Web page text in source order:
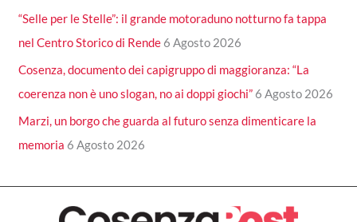
“Selle per le Stelle”: il grande motoraduno notturno fa tappa
nel Centro Storico di Rende 6 Agosto 2026
Cosenza, documento dei capigruppo di maggioranza: “La
coerenza non è uno slogan, no ai doppi giochi” 6 Agosto 2026
Marzi, un borgo che guarda al futuro senza dimenticare la
memoria 6 Agosto 2026